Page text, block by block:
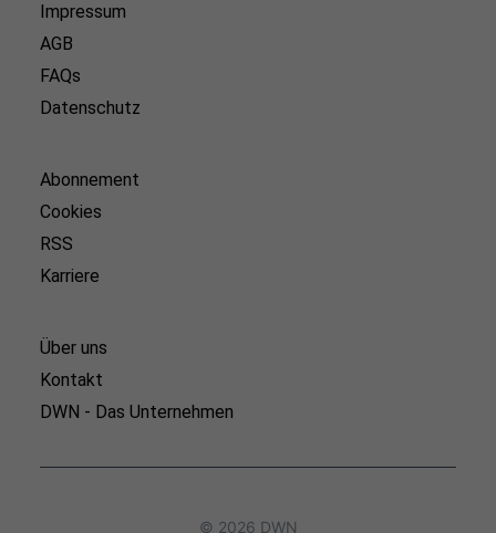
Impressum
AGB
FAQs
Datenschutz
Abonnement
Cookies
RSS
Karriere
Über uns
Kontakt
DWN - Das Unternehmen
© 2026 DWN